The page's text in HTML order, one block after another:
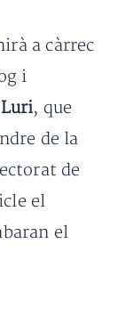
a càrrec
i
, que
de la
de
el
el